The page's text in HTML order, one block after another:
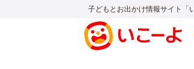
子どもとお出かけ情報サイト「